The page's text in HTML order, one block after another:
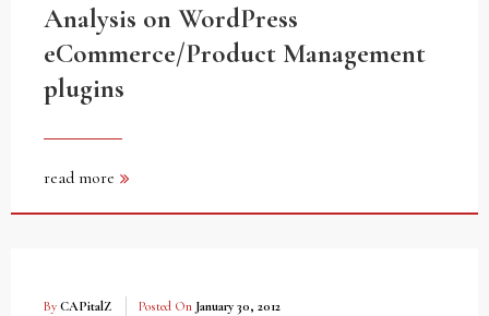
Analysis on WordPress
eCommerce/Product Management
plugins
read more
By CAPitalZ Posted On January 30, 2012